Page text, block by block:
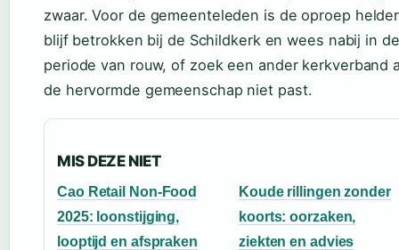
zwaar. Voor de gemeenteleden is de oproep
blijf betrokken bij de Schildkerk en wees nabij in
periode van rouw, of zoek een ander kerkverband
de hervormde gemeenschap niet past.
MIS DEZE NIET
Cao Retail Non-Food
2025: loonstijging,
looptijd en afspraken
Koude rillingen zonder
koorts: oorzaken,
ziekten en advies